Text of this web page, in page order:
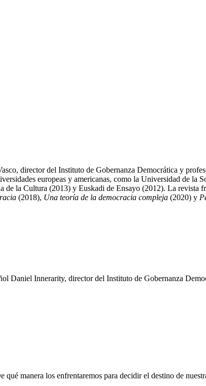
director del Instituto de Gobernanza Democrática y
europeas y americanas, como la Universidad de la
la Cultura (2013) y Euskadi de Ensayo (2012). La revista
(2018), Una teoría de la democracia compleja (2020) y
Daniel Innerarity, director del Instituto de Gobernanza
qué manera los enfrentaremos para decidir el destino de